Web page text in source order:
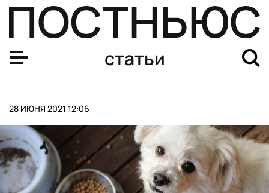
статьи
28 ИЮНЯ 2021 12:06
Не убивать, а укрощать. Сингапур придумал, как